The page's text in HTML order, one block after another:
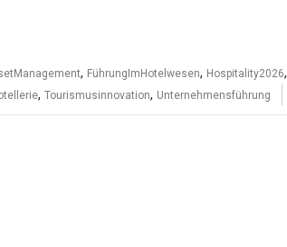
, FührungImHotelwesen, Hospitality2026,
, Tourismusinnovation, Unternehmensführung